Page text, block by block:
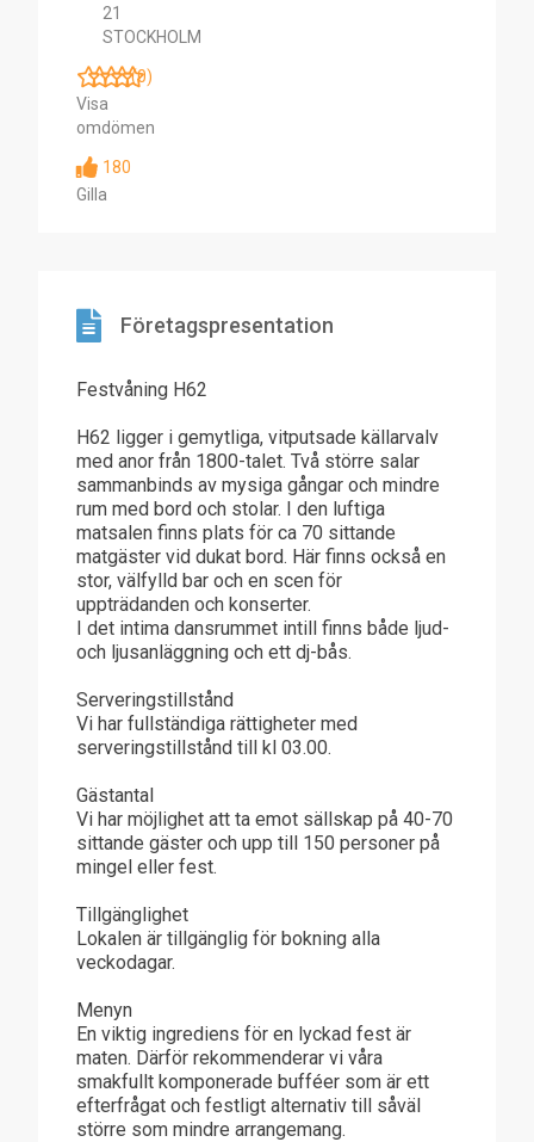
21
STOCKHOLM
(0)
Visa
omdömen
180
Gilla
Företagspresentation
Festvåning H62
H62 ligger i gemytliga, vitputsade källarvalv
med anor från 1800-talet. Två större salar
sammanbinds av mysiga gångar och mindre
rum med bord och stolar. I den luftiga
matsalen finns plats för ca 70 sittande
matgäster vid dukat bord. Här finns också en
stor, välfylld bar och en scen för
uppträdanden och konserter.
I det intima dansrummet intill finns både ljud-
och ljusanläggning och ett dj-bås.
Serveringstillstånd
Vi har fullständiga rättigheter med
serveringstillstånd till kl 03.00.
Gästantal
Vi har möjlighet att ta emot sällskap på 40-70
sittande gäster och upp till 150 personer på
mingel eller fest.
Tillgänglighet
Lokalen är tillgänglig för bokning alla
veckodagar.
Menyn
En viktig ingrediens för en lyckad fest är
maten. Därför rekommenderar vi våra
smakfullt komponerade bufféer som är ett
efterfrågat och festligt alternativ till såväl
större som mindre arrangemang.